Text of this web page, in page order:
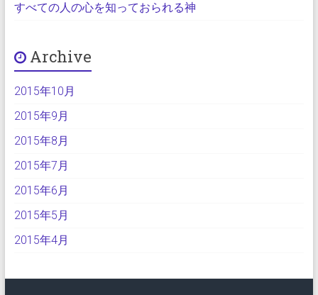
すべての人の心を知っておられる神
Archive
2015年10月
2015年9月
2015年8月
2015年7月
2015年6月
2015年5月
2015年4月